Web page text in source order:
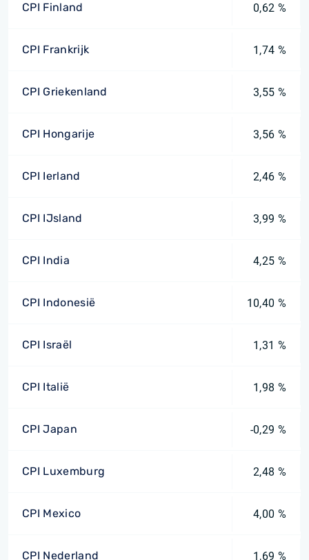
CPI Finland 0,62 %
CPI Frankrijk 1,74 %
CPI Griekenland 3,55 %
CPI Hongarije 3,56 %
CPI Ierland 2,46 %
CPI IJsland 3,99 %
CPI India 4,25 %
CPI Indonesië 10,40 %
CPI Israël 1,31 %
CPI Italië 1,98 %
CPI Japan -0,29 %
CPI Luxemburg 2,48 %
CPI Mexico 4,00 %
CPI Nederland 1,69 %